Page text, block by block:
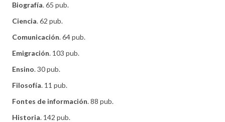
Biografía. 65 pub.
Ciencia. 62 pub.
Comunicación. 64 pub.
Emigración. 103 pub.
Ensino. 30 pub.
Filosofía. 11 pub.
Fontes de información. 88 pub.
Historia. 142 pub.